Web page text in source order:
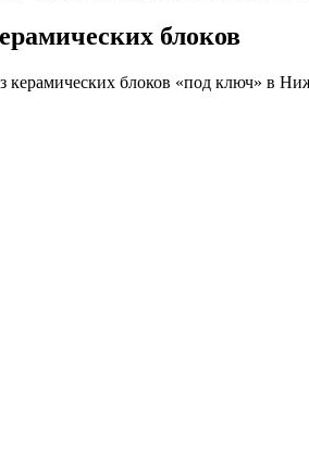
блоков
керамических блоков «под ключ» в